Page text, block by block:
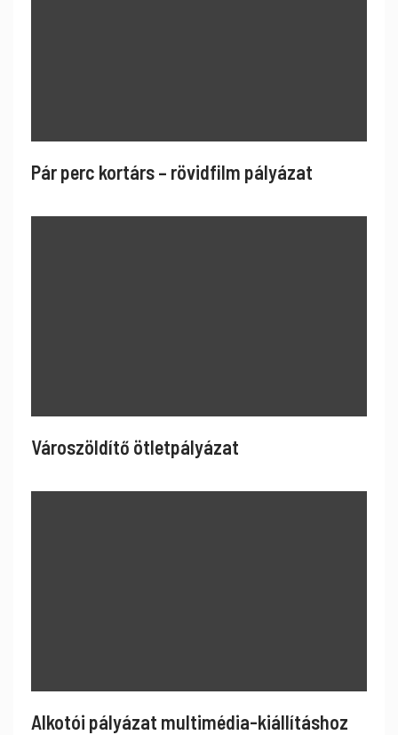
Pár perc kortárs – rövidfilm pályázat
Városzöldítő ötletpályázat
Alkotói pályázat multimédia-kiállításhoz